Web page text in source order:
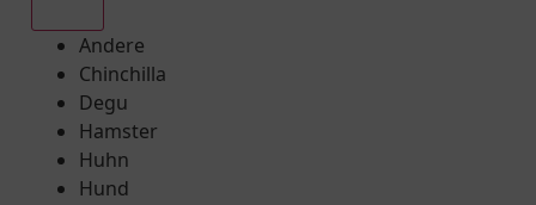
Andere
Chinchilla
Degu
Hamster
Huhn
Hund